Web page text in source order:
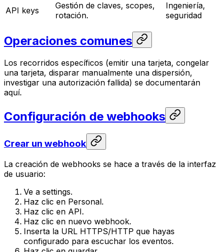
API keys
Gestión de claves, scopes,
rotación.
Ingeniería,
seguridad
Operaciones comunes
Los recorridos específicos (emitir una tarjeta, congelar
una tarjeta, disparar manualmente una dispersión,
investigar una autorización fallida) se documentarán
aquí.
Configuración de webhooks
Crear un webhook
La creación de webhooks se hace a través de la interfaz
de usuario:
Ve a settings.
Haz clic en Personal.
Haz clic en API.
Haz clic en nuevo webhook.
Inserta la URL HTTPS/HTTP que hayas
configurado para escuchar los eventos.